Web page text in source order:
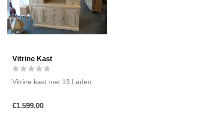
Vitrine Kast
Vitrine kast met 13 Laden.
€1.599,00